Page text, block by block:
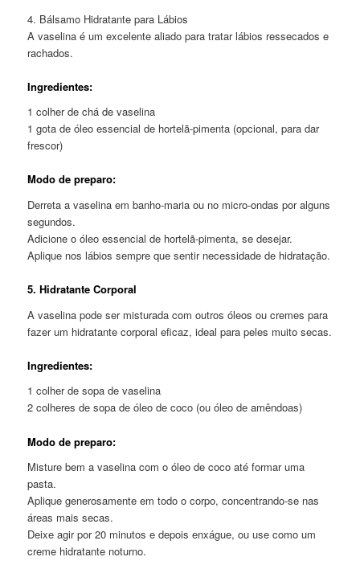
4. Bálsamo Hidratante para Lábios
A vaselina é um excelente aliado para tratar lábios ressecados e
rachados.
Ingredientes:
1 colher de chá de vaselina
1 gota de óleo essencial de hortelã-pimenta (opcional, para dar
frescor)
Modo de preparo:
Derreta a vaselina em banho-maria ou no micro-ondas por alguns
segundos.
Adicione o óleo essencial de hortelã-pimenta, se desejar.
Aplique nos lábios sempre que sentir necessidade de hidratação.
5. Hidratante Corporal
A vaselina pode ser misturada com outros óleos ou cremes para
fazer um hidratante corporal eficaz, ideal para peles muito secas.
Ingredientes:
1 colher de sopa de vaselina
2 colheres de sopa de óleo de coco (ou óleo de amêndoas)
Modo de preparo:
Misture bem a vaselina com o óleo de coco até formar uma
pasta.
Aplique generosamente em todo o corpo, concentrando-se nas
áreas mais secas.
Deixe agir por 20 minutos e depois enxágue, ou use como um
creme hidratante noturno.